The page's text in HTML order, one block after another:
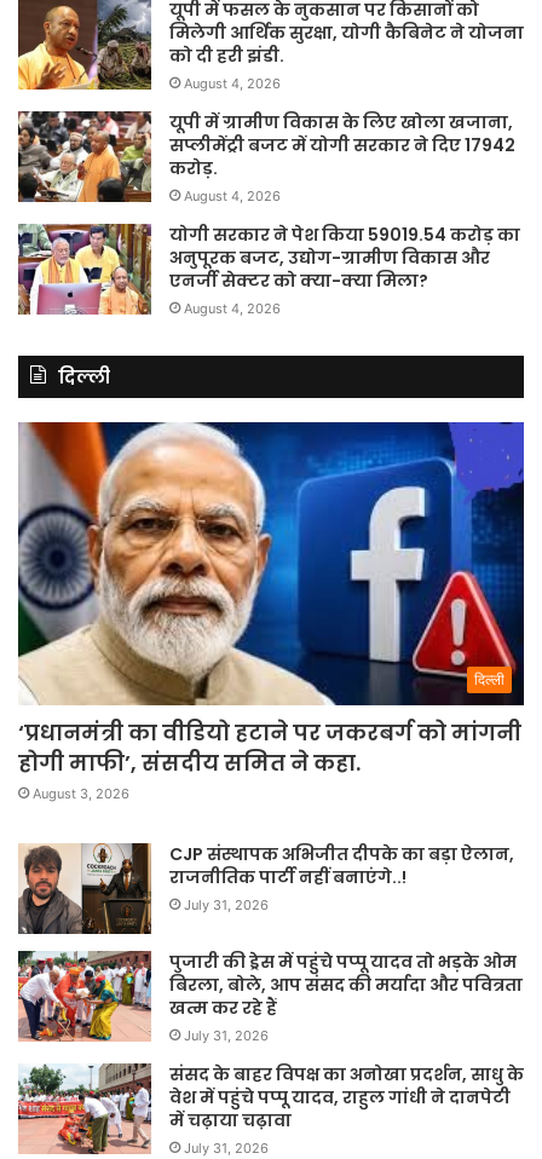
यूपी में फसल के नुकसान पर किसानों को
मिलेगी आर्थिक सुरक्षा, योगी कैबिनेट ने योजना
को दी हरी झंडी.
August 4, 2026
यूपी में ग्रामीण विकास के लिए खोला खजाना,
सप्लीमेंट्री बजट में योगी सरकार ने दिए 17942
करोड़.
August 4, 2026
योगी सरकार ने पेश किया 59019.54 करोड़ का
अनुपूरक बजट, उद्योग-ग्रामीण विकास और
एनर्जी सेक्टर को क्या-क्या मिला?
August 4, 2026
दिल्ली
दिल्ली
‘प्रधानमंत्री का वीडियो हटाने पर जकरबर्ग को मांगनी
होगी माफी’, संसदीय समित ने कहा.
August 3, 2026
CJP संस्थापक अभिजीत दीपके का बड़ा ऐलान,
राजनीतिक पार्टी नहीं बनाएंगे..!
July 31, 2026
पुजारी की ड्रेस में पहुंचे पप्पू यादव तो भड़के ओम
बिरला, बोले, आप संसद की मर्यादा और पवित्रता
खत्म कर रहे हैं
July 31, 2026
संसद के बाहर विपक्ष का अनोखा प्रदर्शन, साधु के
वेश में पहुंचे पप्पू यादव, राहुल गांधी ने दानपेटी
में चढ़ाया चढ़ावा
July 31, 2026